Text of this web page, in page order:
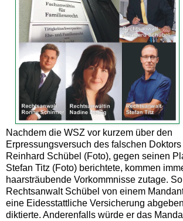
Nachdem die WSZ vor kurzem über den
Erpressungsversuch des falschen
Reinhard Schübel (Foto), gegen seinen
Stefan Titz (Foto) berichtete, kommen
haarsträubende Vorkommnisse zutage.
Rechtsanwalt Schübel von einem
eine Eidesstattliche Versicherung
diktierte. Anderenfalls würde er das